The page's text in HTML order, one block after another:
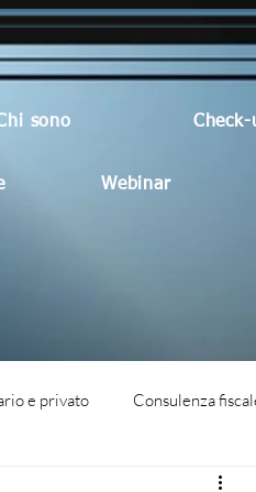
sono
Webinar
e privato Consulenza